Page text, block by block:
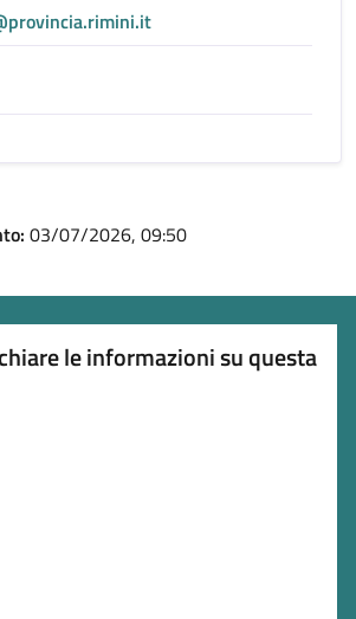
03/07/2026, 09:50
le informazioni su questa